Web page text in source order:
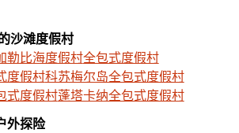
沙滩度假村
勒比海度假村全包式度假村
度假村科苏梅尔岛全包式度假村
式度假村蓬塔卡纳全包式度假村
外探险